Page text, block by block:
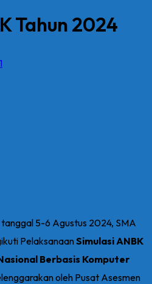
Tahun 2024
tanggal 5-6 Agustus 2024, SMA
PelaksanaanSimulasi ANBK
Berbasis Komputer
oleh Pusat Asesmen